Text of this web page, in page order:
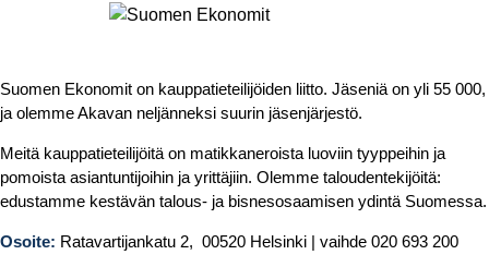
Suomen Ekonomit on kauppatieteilijöiden liitto. Jäseniä on yli 55 000,
ja olemme Akavan neljänneksi suurin jäsenjärjestö.
Meitä kauppatieteilijöitä on matikkaneroista luoviin tyyppeihin ja
pomoista asiantuntijoihin ja yrittäjiin. Olemme taloudentekijöitä:
edustamme kestävän talous- ja bisnesosaamisen ydintä Suomessa.
Osoite: Ratavartijankatu 2, 00520 Helsinki | vaihde 020 693 200